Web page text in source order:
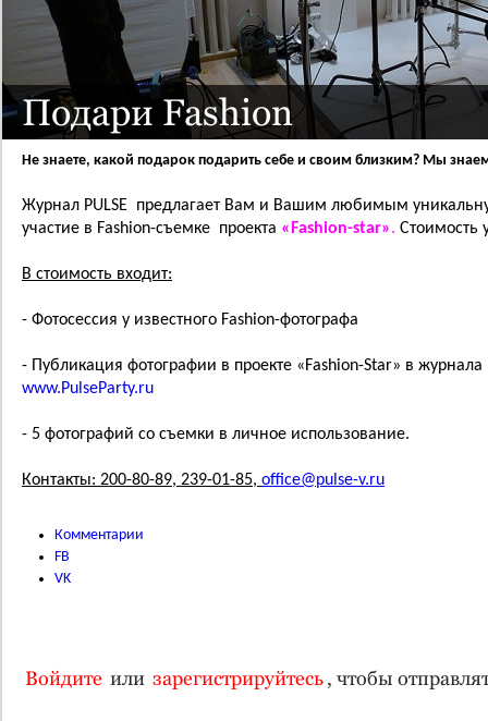
Подари Fashion
Не знаете, какой подарок подарить себе и своим близким? Мы
Журнал PULSE предлагает Вам и Вашим любимым
участие в Fashion-съемке проекта «Fashion-star». Стоимость
В стоимость входит:
- Фотосессия у известного Fashion-фотографа
- Публикация фотографии в проекте «Fashion-Star» в журнала
www.PulseParty.ru
- 5 фотографий со съемки в личное использование.
Контакты: 200-80-89, 239-01-85, office@pulse-v.ru
Комментарии
FB
VK
Войдите или зарегистрируйтесь, чтобы